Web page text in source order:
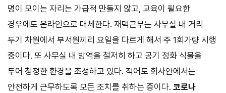
명이 모이는 자리는 가급적 만들지 않고, 교육이 필요한
경우에도 온라인으로 대체한다. 재택근무는 사무실 내 거리
두기 차원에서 부서원끼리 요일을 다르게 해서 주 1회가량 시행
중이다. 또 사무실 내 방역을 철저히 하고 공기 정화 식물을
두어 청정한 환경을 조성하고 있다. 적어도 회사안에서는
안전하게 근무하도록 모든 조치를 취하는 중이다. 코로나